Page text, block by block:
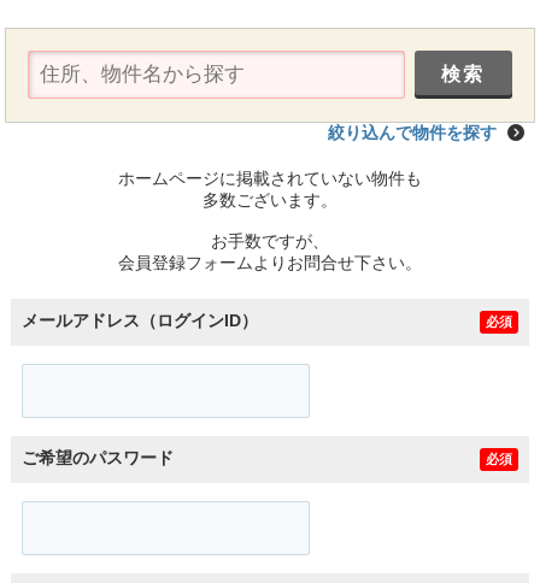
絞り込んで物件を探す
ホームページに掲載されていない物件も
多数ございます。
お手数ですが、
会員登録フォームよりお問合せ下さい。
メールアドレス（ログインID） 必須
ご希望のパスワード 必須